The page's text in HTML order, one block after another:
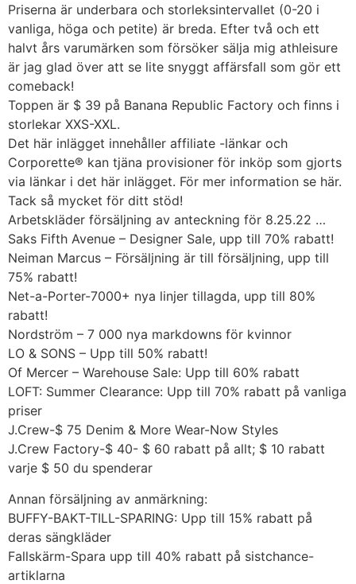
Priserna är underbara och storleksintervallet (0-20 i
vanliga, höga och petite) är breda. Efter två och ett
halvt års varumärken som försöker sälja mig athleisure
är jag glad över att se lite snyggt affärsfall som gör ett
comeback!
Toppen är $ 39 på Banana Republic Factory och finns i
storlekar XXS-XXL.
Det här inlägget innehåller affiliate -länkar och
Corporette® kan tjäna provisioner för inköp som gjorts
via länkar i det här inlägget. För mer information se här.
Tack så mycket för ditt stöd!
Arbetskläder försäljning av anteckning för 8.25.22 …
Saks Fifth Avenue – Designer Sale, upp till 70% rabatt!
Neiman Marcus – Försäljning är till försäljning, upp till
75% rabatt!
Net-a-Porter-7000+ nya linjer tillagda, upp till 80%
rabatt!
Nordström – 7 000 nya markdowns för kvinnor
LO & SONS – Upp till 50% rabatt!
Of Mercer – Warehouse Sale: Upp till 60% rabatt
LOFT: Summer Clearance: Upp till 70% rabatt på vanliga
priser
J.Crew-$ 75 Denim & More Wear-Now Styles
J.Crew Factory-$ 40- $ 60 rabatt på allt; $ 10 rabatt
varje $ 50 du spenderar
Annan försäljning av anmärkning:
BUFFY-BAKT-TILL-SPARING: Upp till 15% rabatt på
deras sängkläder
Fallskärm-Spara upp till 40% rabatt på sistchance-
artiklarna